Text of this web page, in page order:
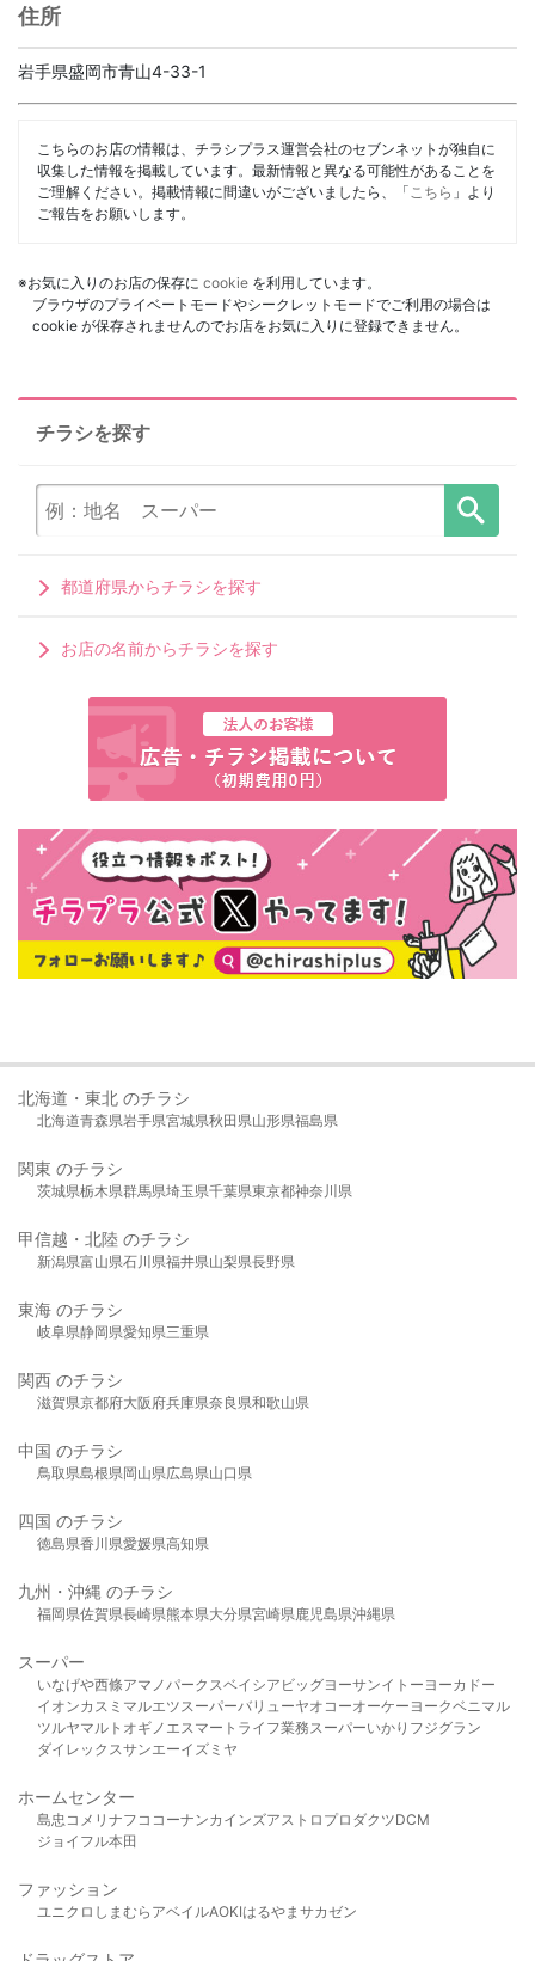
住所
岩手県盛岡市青山4-33-1
こちらのお店の情報は、チラシプラス運営会社のセブンネットが独自に
収集した情報を掲載しています。最新情報と異なる可能性があることを
ご理解ください。掲載情報に間違いがございましたら、「 こちら 」より
ご報告をお願いします。
※お気に入りのお店の保存に cookie を利用しています。
ブラウザのプライベートモードやシークレットモードでご利用の場合は
cookie が保存されませんのでお店をお気に入りに登録できません。
チラシを探す
都道府県からチラシを探す
お店の名前からチラシを探す
北海道・東北 のチラシ
北海道青森県岩手県宮城県秋田県山形県福島県
関東 のチラシ
茨城県栃木県群馬県埼玉県千葉県東京都神奈川県
甲信越・北陸 のチラシ
新潟県富山県石川県福井県山梨県長野県
東海 のチラシ
岐阜県静岡県愛知県三重県
関西 のチラシ
滋賀県京都府大阪府兵庫県奈良県和歌山県
中国 のチラシ
鳥取県島根県岡山県広島県山口県
四国 のチラシ
徳島県香川県愛媛県高知県
九州・沖縄 のチラシ
福岡県佐賀県長崎県熊本県大分県宮崎県鹿児島県沖縄県
スーパー
いなげや西條アマノパークスベイシア ビッグヨーサンイトーヨーカドー
イオンカスミ マルエツスーパーバリューヤオコーオーケー ヨークベニマル
ツルヤマルト オギノ エスマート ライフ業務スーパーいかり フジグラン
ダイレックスサンエーイズミヤ
ホームセンター
島忠 コメリ ナフコ コーナンカインズアストロプロダクツDCM
ジョイフル本田
ファッション
ユニクロ しまむら アベイルAOKIはるやま サカゼン